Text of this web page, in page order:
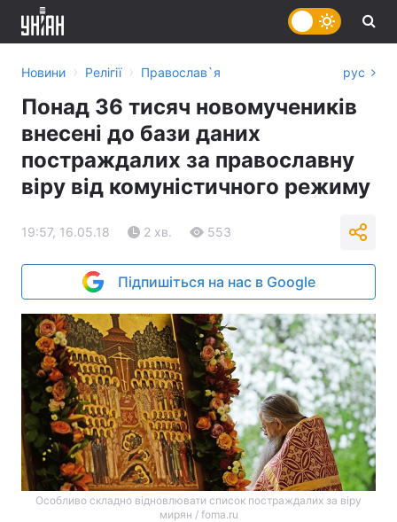
Новини › Релігії › Православ`я рус
Понад 36 тисяч новомучеників
внесені до бази даних
постраждалих за православну
віру від комуністичного режиму
19:57, 16.05.18 2 хв. 553
Підпишіться на нас в Google
Особливо складно відновлювати список постраждалих за віру
мирян / foma.ru